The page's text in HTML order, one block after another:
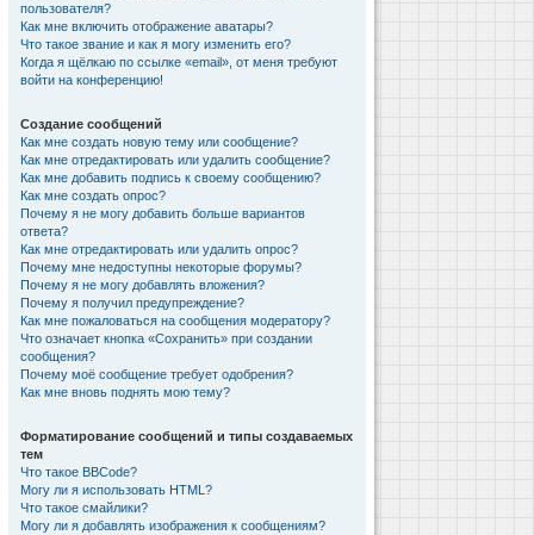
пользователя?
Как мне включить отображение аватары?
Что такое звание и как я могу изменить его?
Когда я щёлкаю по ссылке «email», от меня требуют
войти на конференцию!
Создание сообщений
Как мне создать новую тему или сообщение?
Как мне отредактировать или удалить сообщение?
Как мне добавить подпись к своему сообщению?
Как мне создать опрос?
Почему я не могу добавить больше вариантов
ответа?
Как мне отредактировать или удалить опрос?
Почему мне недоступны некоторые форумы?
Почему я не могу добавлять вложения?
Почему я получил предупреждение?
Как мне пожаловаться на сообщения модератору?
Что означает кнопка «Сохранить» при создании
сообщения?
Почему моё сообщение требует одобрения?
Как мне вновь поднять мою тему?
Форматирование сообщений и типы создаваемых
тем
Что такое BBCode?
Могу ли я использовать HTML?
Что такое смайлики?
Могу ли я добавлять изображения к сообщениям?